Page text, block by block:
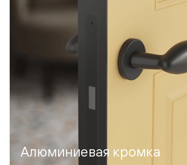
Алюминиевая кромка